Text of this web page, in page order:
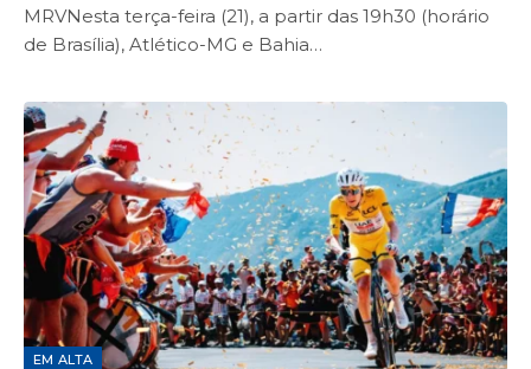
MRVNesta terça-feira (21), a partir das 19h30 (horário
de Brasília), Atlético-MG e Bahia…
EM ALTA